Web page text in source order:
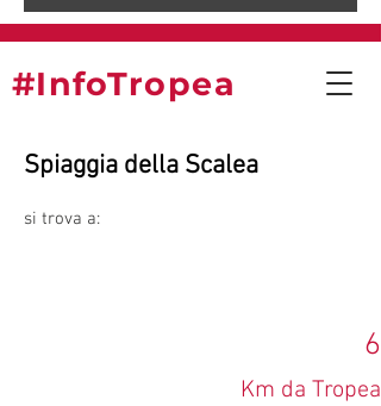
#InfoTropea
Spiaggia della Scalea
si trova a:
6
Km da Tropea